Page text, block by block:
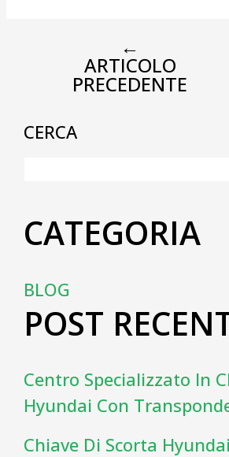
←
ARTICOLO
PRECEDENTE
CERCA
CATEGORIA
BLOG
POST
Centro Specializzato In
Hyundai Con
Chiave Di Scorta